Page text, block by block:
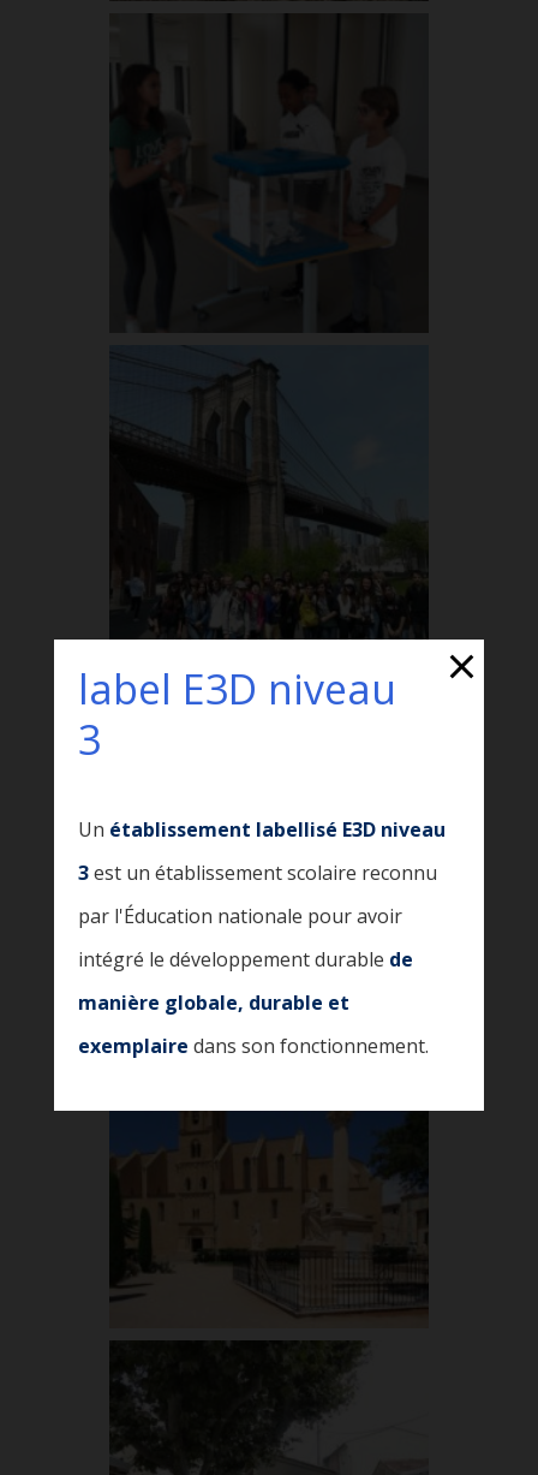
label E3D niveau
3
Un établissement labellisé E3D niveau
3est un établissement scolaire reconnu
par l'Éducation nationale pour avoir
intégré le développement durable de
manière globale, durable et
exemplaire dans son fonctionnement.